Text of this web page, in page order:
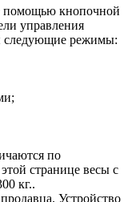
помощью кнопочной
управления
следующие режимы:
по
странице весы с
кг..
Устройство